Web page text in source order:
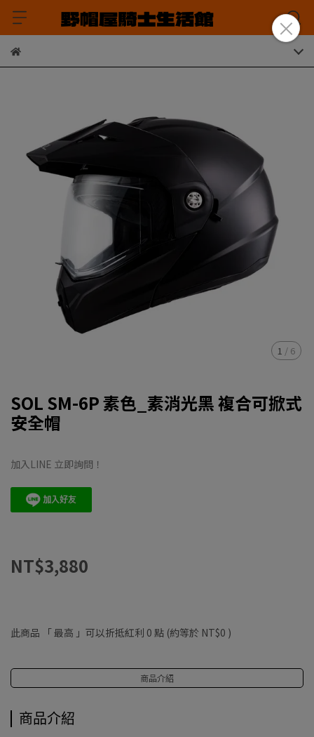
1 / 6
SOL SM-6P 素色_素消光黑 複合可掀式
安全帽
加入LINE 立即詢問！
NT$3,880
此商品 「 最高 」可以折抵紅利 0 點 (約等於 NT$0 )
商品介紹
商品介紹